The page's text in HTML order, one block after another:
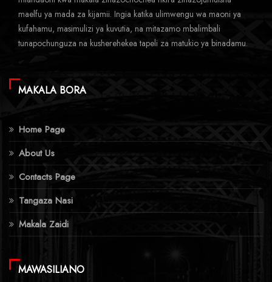
maelfu ya mada za kijamii. Ingia katika ulimwengu wa maoni ya
kufahamu, masimulizi ya kuvutia, na mitazamo mbalimbali
tunapochunguza na kusherehekea tapeli za matukio ya binadamu.
MAKALA BORA
Home Page
About Us
Contacts Page
Tangaza Nasi
Makala Zaidi
MAWASILIANO